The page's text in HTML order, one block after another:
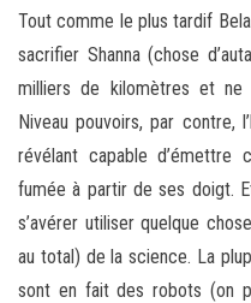
Tout comme le plus tardif
sacrifier Shanna (chose
milliers de kilomètres et ne
Niveau pouvoirs, par contre,
révélant capable
fumée à partir de ses doigt.
s’avérer utiliser quelque
au total) de la science. La
sont en fait des robots (on